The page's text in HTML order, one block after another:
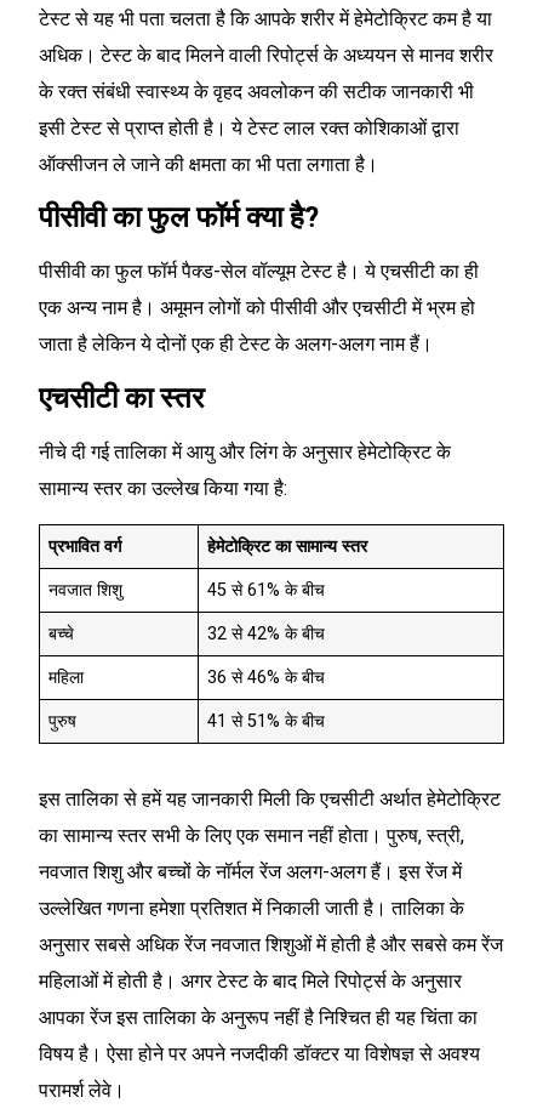
टेस्ट से यह भी पता चलता है कि आपके शरीर में हेमेटोक्रिट कम है या
अधिक। टेस्ट के बाद मिलने वाली रिपोर्ट्स के अध्ययन से मानव शरीर
के रक्त संबंधी स्वास्थ्य के वृहद अवलोकन की सटीक जानकारी भी
इसी टेस्ट से प्राप्त होती है। ये टेस्ट लाल रक्त कोशिकाओं द्वारा
ऑक्सीजन ले जाने की क्षमता का भी पता लगाता है।
पीसीवी का फुल फॉर्म क्या है?
पीसीवी का फुल फॉर्म पैक्ड-सेल वॉल्यूम टेस्ट है। ये एचसीटी का ही
एक अन्य नाम है। अमूमन लोगों को पीसीवी और एचसीटी में भ्रम हो
जाता है लेकिन ये दोनों एक ही टेस्ट के अलग-अलग नाम हैं।
एचसीटी का स्तर
नीचे दी गई तालिका में आयु और लिंग के अनुसार हेमेटोक्रिट के
सामान्य स्तर का उल्लेख किया गया है:
प्रभावित वर्ग हेमेटोक्रिट का सामान्य स्तर
नवजात शिशु 45 से 61% के बीच
बच्चे 32 से 42% के बीच
महिला 36 से 46% के बीच
पुरुष 41 से 51% के बीच
इस तालिका से हमें यह जानकारी मिली कि एचसीटी अर्थात हेमेटोक्रिट
का सामान्य स्तर सभी के लिए एक समान नहीं होता। पुरुष, स्त्री,
नवजात शिशु और बच्चों के नॉर्मल रेंज अलग-अलग हैं। इस रेंज में
उल्लेखित गणना हमेशा प्रतिशत में निकाली जाती है। तालिका के
अनुसार सबसे अधिक रेंज नवजात शिशुओं में होती है और सबसे कम रेंज
महिलाओं में होती है। अगर टेस्ट के बाद मिले रिपोर्ट्स के अनुसार
आपका रेंज इस तालिका के अनुरूप नहीं है निश्चित ही यह चिंता का
विषय है। ऐसा होने पर अपने नजदीकी डॉक्टर या विशेषज्ञ से अवश्य
परामर्श लेवे।